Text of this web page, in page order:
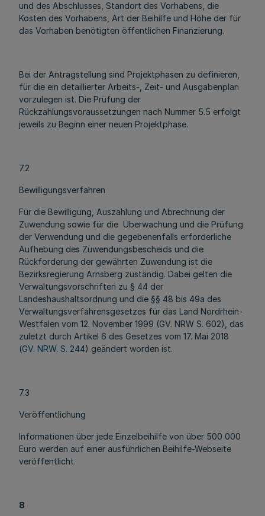
und des Abschlusses, Standort des Vorhabens, die
Kosten des Vorhabens, Art der Beihilfe und Höhe der für
das Vorhaben benötigten öffentlichen Finanzierung.
Bei der Antragstellung sind Projektphasen zu definieren,
für die ein detaillierter Arbeits-, Zeit- und Ausgabenplan
vorzulegen ist. Die Prüfung der
Rückzahlungsvoraussetzungen nach Nummer 5.5 erfolgt
jeweils zu Beginn einer neuen Projektphase.
7.2
Bewilligungsverfahren
Für die Bewilligung, Auszahlung und Abrechnung der
Zuwendung sowie für die Überwachung und die Prüfung
der Verwendung und die gegebenenfalls erforderliche
Aufhebung des Zuwendungsbescheids und die
Rückforderung der gewährten Zuwendung ist die
Bezirksregierung Arnsberg zuständig. Dabei gelten die
Verwaltungsvorschriften zu § 44 der
Landeshaushaltsordnung und die §§ 48 bis 49a des
Verwaltungsverfahrensgesetzes für das Land Nordrhein-
Westfalen vom 12. November 1999 (GV. NRW S. 602), das
zuletzt durch Artikel 6 des Gesetzes vom 17. Mai 2018
(GV. NRW. S. 244) geändert worden ist.
7.3
Veröffentlichung
Informationen über jede Einzelbeihilfe von über 500 000
Euro werden auf einer ausführlichen Beihilfe-Webseite
veröffentlicht.
8